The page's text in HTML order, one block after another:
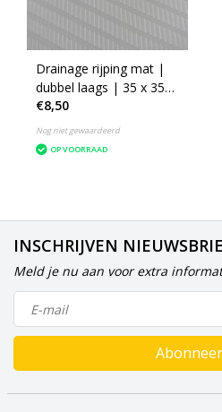
Drainage rijping mat |
dubbel laags | 35 x 35
cm
€8,50
Nog niet gewaardeerd
OP VOORRAAD
INSCHRIJVEN
Meld je nu aan voor extra
Abonneer